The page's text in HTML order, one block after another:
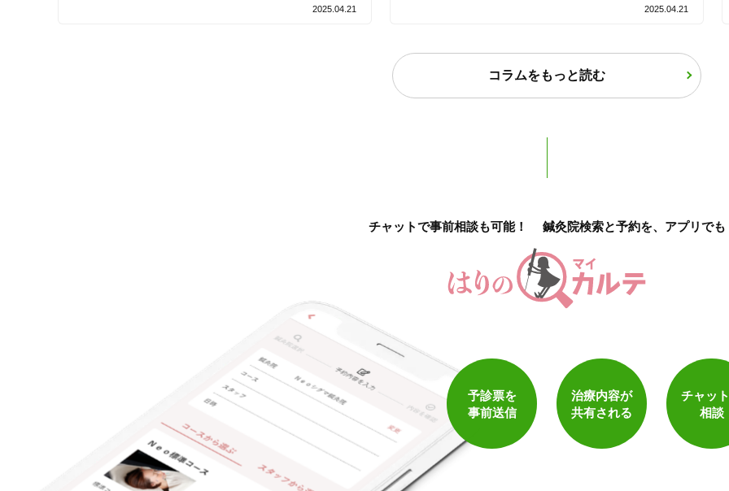
検索結果を見る
お身体のことからお肌のことまでお任せください。
2025.04.21 2025.04.21
コラムをもっと読む
チャットで事前相談も可能！ 鍼灸院検索と予約を、アプリでも
予診票を
事前送信
治療内容が
共有される
チャッ
相談